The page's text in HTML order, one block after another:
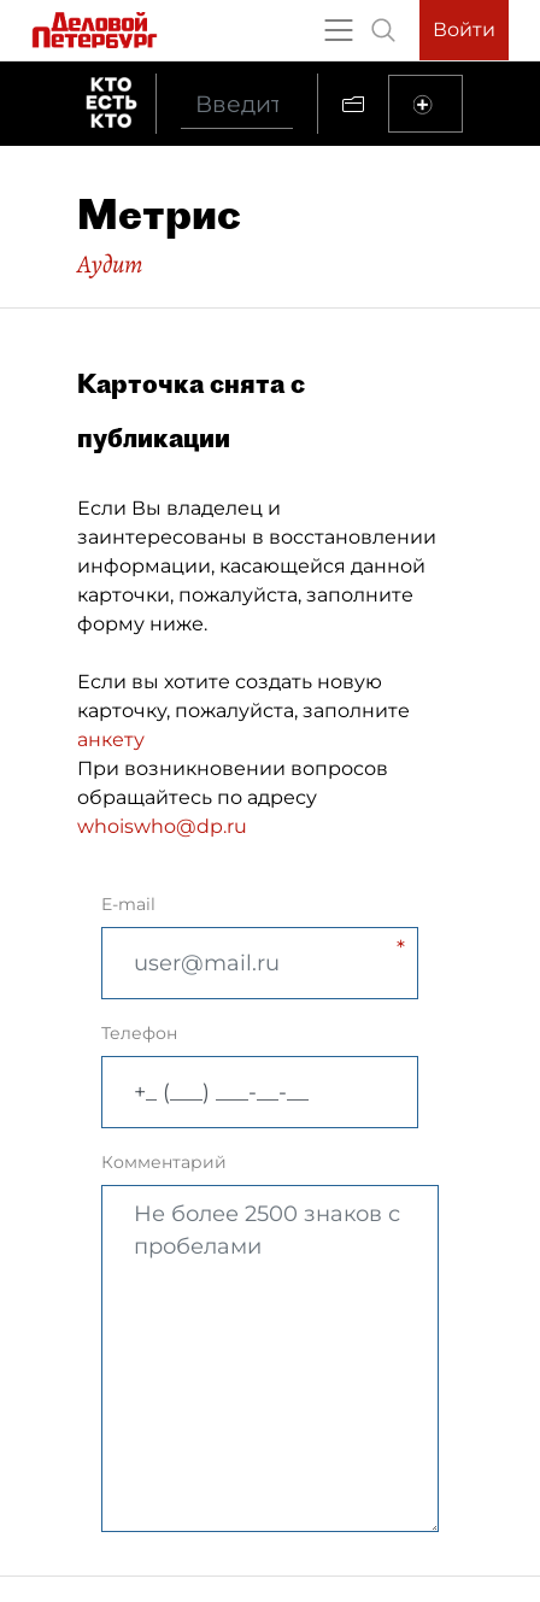
Войти
Метрис
Аудит
Карточка снята с
публикации
Если Вы владелец и
заинтересованы в восстановлении
информации, касающейся данной
карточки, пожалуйста, заполните
форму ниже.
Если вы хотите создать новую
карточку, пожалуйста, заполните
анкету
При возникновении вопросов
обращайтесь по адресу
whoiswho@dp.ru
E-mail
Телефон
Комментарий